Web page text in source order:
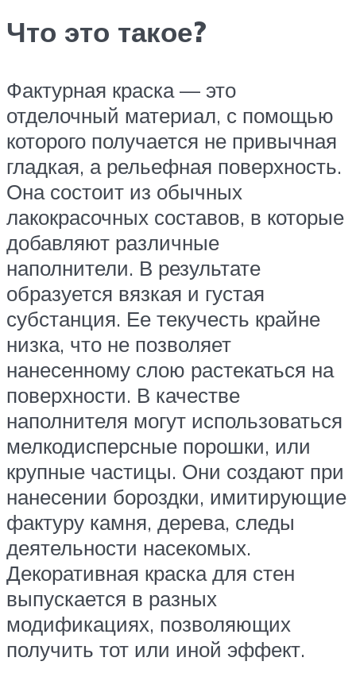
Что это такое?
Фактурная краска — это
отделочный материал, с помощью
которого получается не привычная
гладкая, а рельефная поверхность.
Она состоит из обычных
лакокрасочных составов, в которые
добавляют различные
наполнители. В результате
образуется вязкая и густая
субстанция. Ее текучесть крайне
низка, что не позволяет
нанесенному слою растекаться на
поверхности. В качестве
наполнителя могут использоваться
мелкодисперсные порошки, или
крупные частицы. Они создают при
нанесении бороздки, имитирующие
фактуру камня, дерева, следы
деятельности насекомых.
Декоративная краска для стен
выпускается в разных
модификациях, позволяющих
получить тот или иной эффект.